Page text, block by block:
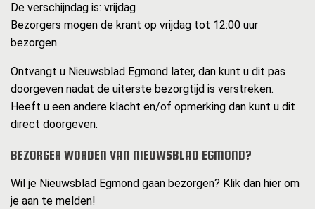
De verschijndag is: vrijdag
Bezorgers mogen de krant op vrijdag tot 12:00 uur
bezorgen.
Ontvangt u Nieuwsblad Egmond later, dan kunt u dit pas
doorgeven nadat de uiterste bezorgtijd is verstreken.
Heeft u een andere klacht en/of opmerking dan kunt u dit
direct doorgeven.
BEZORGER WORDEN VAN NIEUWSBLAD EGMOND?
Wil je Nieuwsblad Egmond gaan bezorgen? Klik dan hier om
je aan te melden!